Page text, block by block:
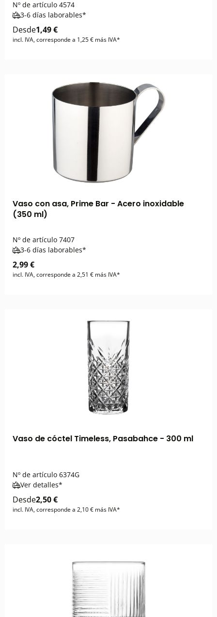
Nº de artículo 4574
3-6 días laborables*
Desde1,49 €
incl. IVA, corresponde a 1,25 € más IVA*
Vaso con asa, Prime Bar - Acero inoxidable
(350 ml)
Nº de artículo 7407
3-6 días laborables*
2,99 €
incl. IVA, corresponde a 2,51 € más IVA*
Vaso de cóctel Timeless, Pasabahce - 300 ml
Nº de artículo 6374G
Ver detalles*
Desde2,50 €
incl. IVA, corresponde a 2,10 € más IVA*